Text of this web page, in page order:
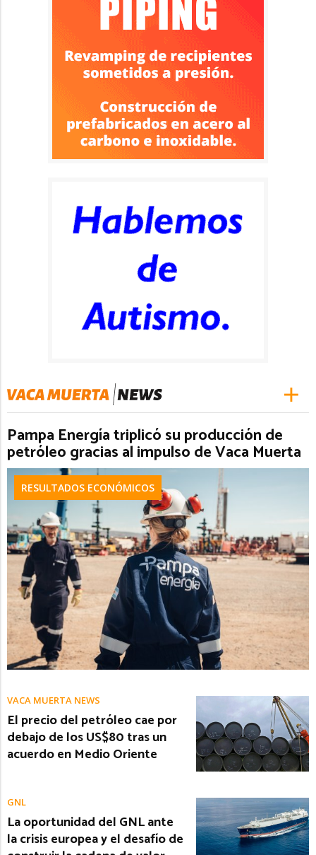
Pampa Energía triplicó su producción de
petróleo gracias al impulso de Vaca Muerta
RESULTADOS ECONÓMICOS
VACA MUERTA NEWS
El precio del petróleo cae por
debajo de los US$80 tras un
acuerdo en Medio Oriente
GNL
La oportunidad del GNL ante
la crisis europea y el desafío de